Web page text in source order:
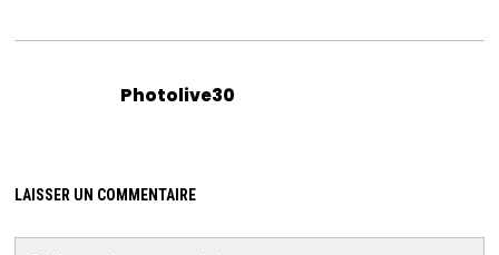
Photolive30
LAISSER UN COMMENTAIRE